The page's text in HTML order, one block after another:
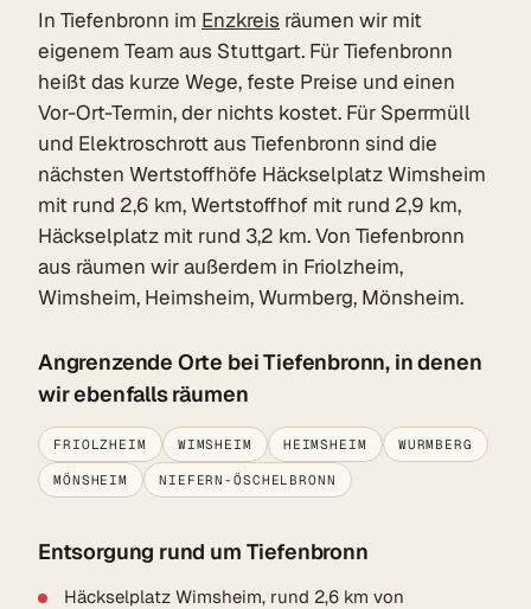
In Tiefenbronn im Enzkreis räumen wir mit
eigenem Team aus Stuttgart. Für Tiefenbronn
heißt das kurze Wege, feste Preise und einen
Vor-Ort-Termin, der nichts kostet. Für Sperrmüll
und Elektroschrott aus Tiefenbronn sind die
nächsten Wertstoffhöfe Häckselplatz Wimsheim
mit rund 2,6 km, Wertstoffhof mit rund 2,9 km,
Häckselplatz mit rund 3,2 km. Von Tiefenbronn
aus räumen wir außerdem in Friolzheim,
Wimsheim, Heimsheim, Wurmberg, Mönsheim.
Angrenzende Orte bei Tiefenbronn, in denen
wir ebenfalls räumen
FRIOLZHEIM WIMSHEIM HEIMSHEIM WURMBERG
MÖNSHEIM NIEFERN-ÖSCHELBRONN
Entsorgung rund um Tiefenbronn
Häckselplatz Wimsheim, rund 2,6 km von